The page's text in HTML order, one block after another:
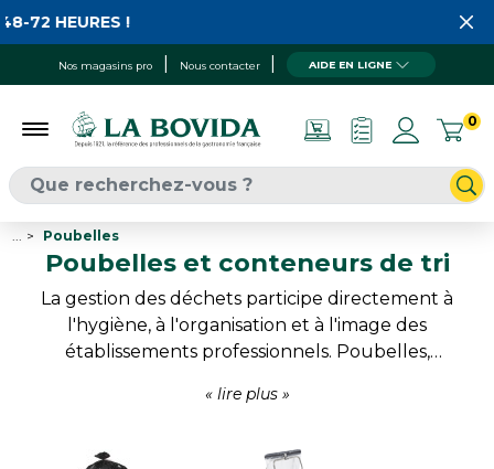
Nos magasins pro Nous contacter AIDE EN LIGNE
0
!
Poubelles
Poubelles et conteneurs de tri
La gestion des déchets participe directement à
l'hygiène, à l'organisation et à l'image des
établissements professionnels. Poubelles,
collecte permettent de structurer efficacement
simplifier le tri, améliorer les conditions de travail et